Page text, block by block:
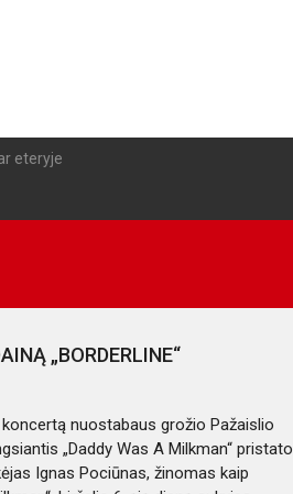
eteryje
„BORDERLINE“
nuostabaus grožio Pažaislio
„Daddy Was A Milkman“ pristato
Ignas Pociūnas, žinomas kaip